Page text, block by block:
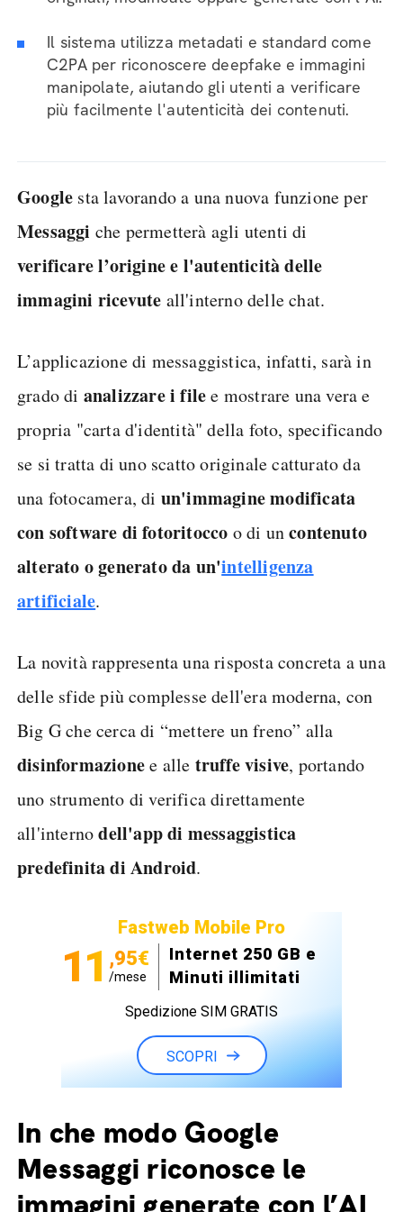
Il sistema utilizza metadati e standard come
C2PA per riconoscere deepfake e immagini
manipolate, aiutando gli utenti a verificare
più facilmente l'autenticità dei contenuti.
Google sta lavorando a una nuova funzione per
Messaggi che permetterà agli utenti di
verificare l’origine e l'autenticità delle
immagini ricevute all'interno delle chat.
L’applicazione di messaggistica, infatti, sarà in
grado di analizzare i filee mostrare una vera e
propria "carta d'identità" della foto, specificando
se si tratta di uno scatto originale catturato da
una fotocamera, di un'immagine modificata
con software di fotoritocco o di uncontenuto
alterato o generato da un'intelligenza
artificiale.
La novità rappresenta una risposta concreta a una
delle sfide più complesse dell'era moderna, con
Big G che cerca di “mettere un freno” alla
disinformazionee alle truffe visive, portando
uno strumento di verifica direttamente
all'internodell'app di messaggistica
predefinita di Android.
Fastweb Mobile Pro
11 ,95€
/mese
Internet 250 GB e
Minuti illimitati
Spedizione SIM GRATIS
SCOPRI
In che modo Google
Messaggi riconosce le